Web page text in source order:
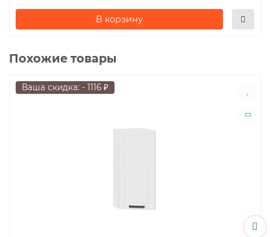
В корзину
Похожие товары
Ваша скидка: - 1116 ₽